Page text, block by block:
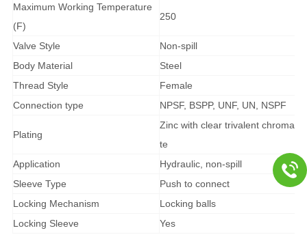
Maximum Working Temperature
(F)
250
Valve Style
Non-spill
Body Material
Steel
Thread Style
Female
Connection type
NPSF, BSPP, UNF, UN, NSPF
Plating
Zinc with clear trivalent chroma
te
Application
Hydraulic, non-spill
Sleeve Type
Push to connect
Locking Mechanism
Locking balls
Locking Sleeve
Yes